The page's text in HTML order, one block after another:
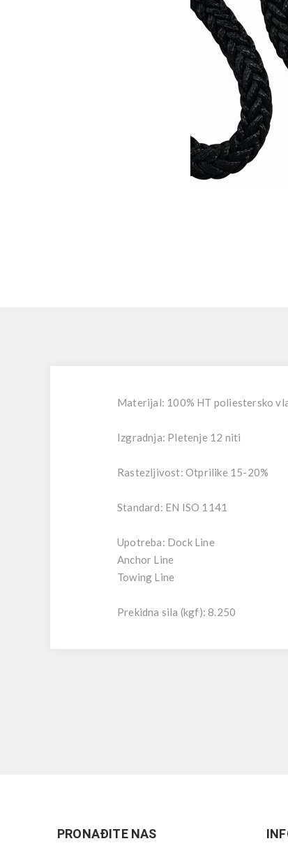
Materijal: 100% HT poliestersko
Izgradnja: Pletenje 12 niti
Rastezljivost: Otprilike 15-20%
Standard: EN ISO 1141
Upotreba: Dock Line
Anchor Line
Towing Line
Prekidna sila (kgf): 8.250
PRONAĐITE NAS